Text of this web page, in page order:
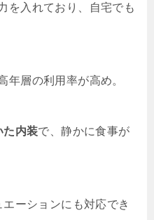
を入れており、自宅でも
年層の利用率が高め。
た内装で、静かに食事が
ーションにも対応でき